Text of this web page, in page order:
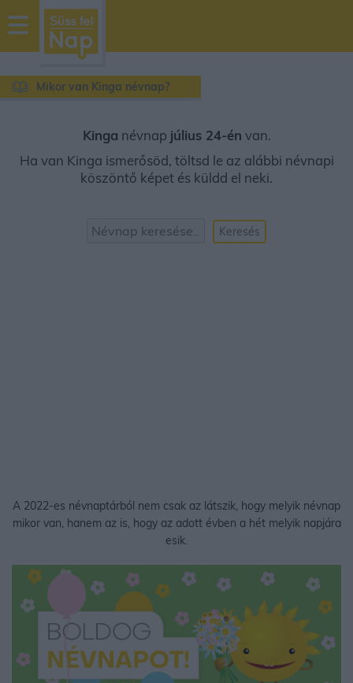
sussfelnap.hu
időjárás
Mikor van Kinga névnap?
Kinga névnap július 24-én van.
Ha van Kinga ismerősöd, töltsd le az alábbi névnapi
köszöntő képet és küldd el neki.
Keresés
A 2022-es névnaptárból nem csak az látszik, hogy melyik névnap
mikor van, hanem az is, hogy az adott évben a hét melyik napjára
esik.